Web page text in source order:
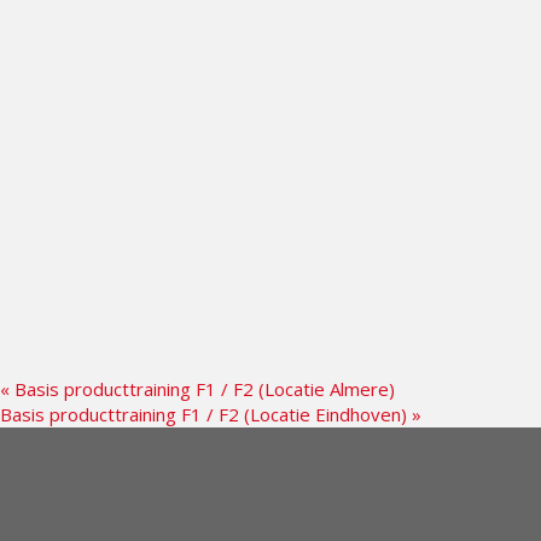
« Basis producttraining F1 / F2 (Locatie Almere)
Basis producttraining F1 / F2 (Locatie Eindhoven) »